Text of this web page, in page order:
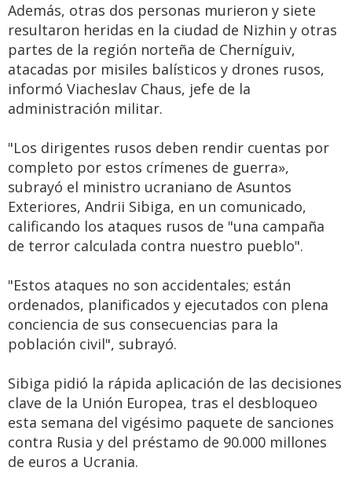
Además, otras dos personas murieron y siete
resultaron heridas en la ciudad de Nizhin y otras
partes de la región norteña de Cherníguiv,
atacadas por misiles balísticos y drones rusos,
informó Viacheslav Chaus, jefe de la
administración militar.
"Los dirigentes rusos deben rendir cuentas por
completo por estos crímenes de guerra»,
subrayó el ministro ucraniano de Asuntos
Exteriores, Andrii Sibiga, en un comunicado,
calificando los ataques rusos de "una campaña
de terror calculada contra nuestro pueblo".
"Estos ataques no son accidentales; están
ordenados, planificados y ejecutados con plena
conciencia de sus consecuencias para la
población civil", subrayó.
Sibiga pidió la rápida aplicación de las decisiones
clave de la Unión Europea, tras el desbloqueo
esta semana del vigésimo paquete de sanciones
contra Rusia y del préstamo de 90.000 millones
de euros a Ucrania.